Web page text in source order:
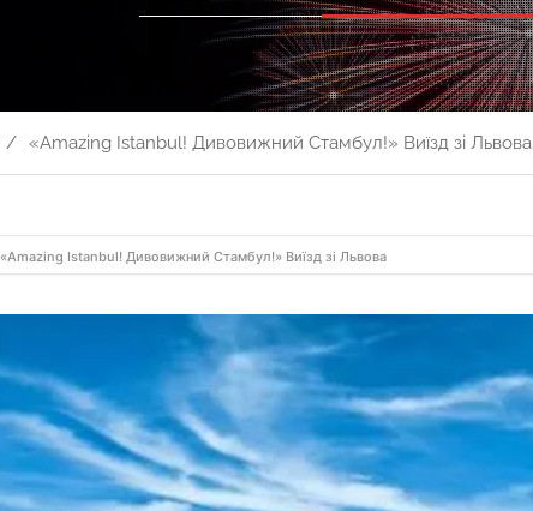
«Amazing Istanbul! Дивовижний Стамбул!» Виїзд зі Львова
«Amazing Istanbul! Дивовижний Стамбул!» Виїзд зі Львова